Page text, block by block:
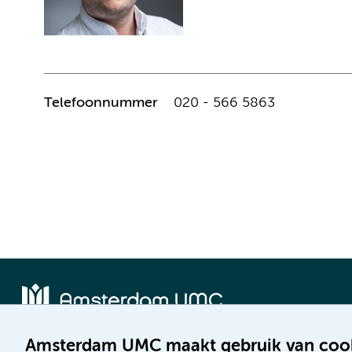
Telefoonnummer 020 - 566 5863
Amsterdam UMC maakt gebruik van